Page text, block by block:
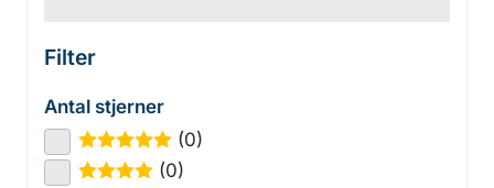
Filter
Antal stjerner
★★★★★
(0)
★★★★
(0)